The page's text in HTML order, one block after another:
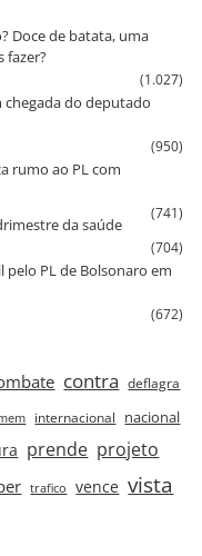
Doce de batata, uma
fazer?
(1.027)
chegada do deputado
(950)
rumo ao PL com
(741)
da saúde
(704)
PL de Bolsonaro em
(672)
contra deflagra
internacional nacional
prende projeto
trafico vence vista